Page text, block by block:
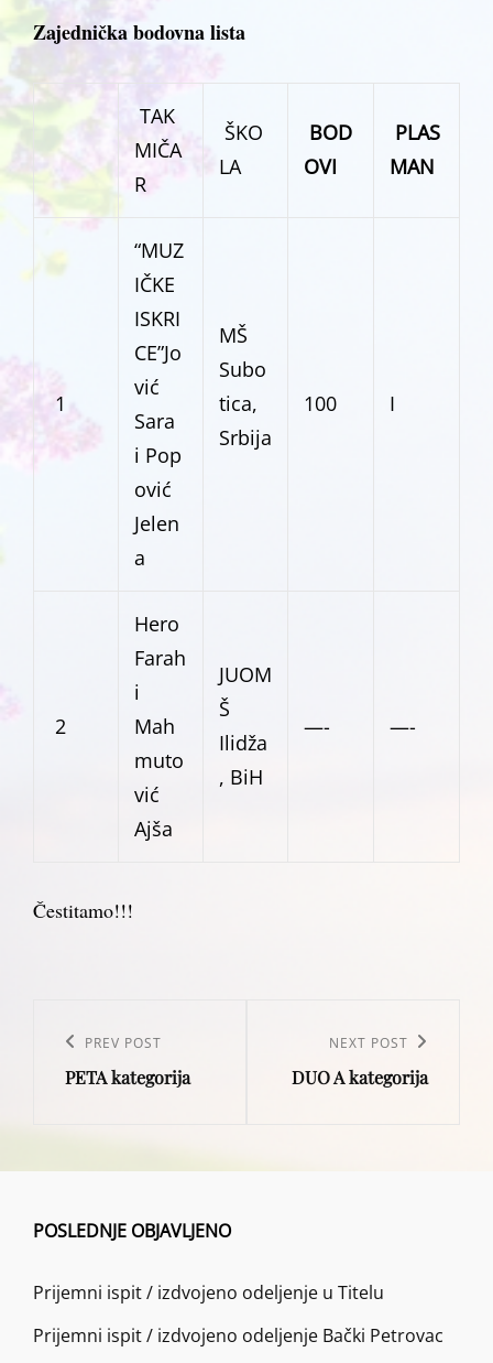
Zajednička bodovna lista
TAK
MIČA
R
ŠKO
LA
BOD
OVI
PLAS
MAN
1
“MUZ
IČKE
ISKRI
CE”Jo
vić
Sara
i Pop
ović
Jelen
a
MŠ
Subo
tica,
Srbija
100 I
2
Hero
Farah
i
Mah
muto
vić
Ajša
JUOM
Š
Ilidža
, BiH
—- —-
Čestitamo!!!
navigation
Previous
Post
PREV POST
PETA kategorija
Post
NEXT POST
DUO A kategorija
POSLEDNJE OBJAVLJENO
Prijemni ispit / izdvojeno odeljenje u Titelu
Prijemni ispit / izdvojeno odeljenje Bački Petrovac